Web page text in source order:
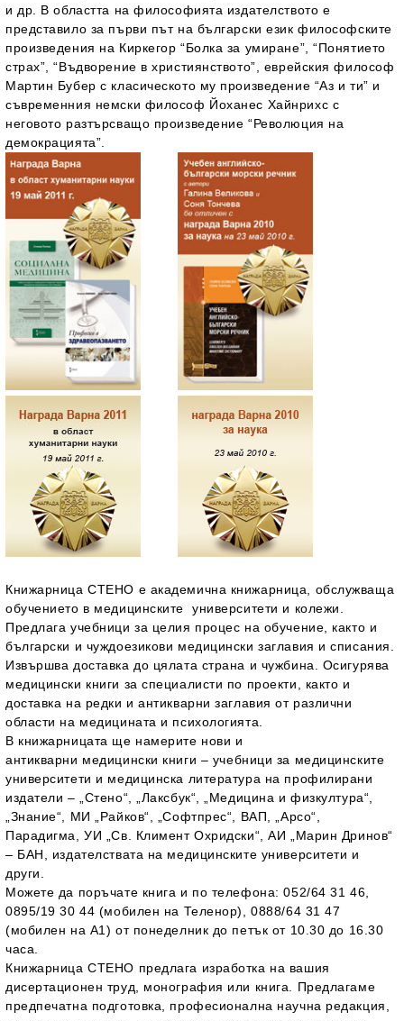
и др. В областта на философията издателството е
представило за първи път на български език философските
произведения на Киркегор “Болка за умиране”, “Понятието
страх”, “Въдворение в християнството”, еврейския философ
Мартин Бубер с класическото му произведение “Аз и ти” и
съвременния немски философ Йоханес Хайнрихс с
неговото разтърсващо произведение “Революция на
демокрацията”.
Книжарница СТЕНО е академична книжарница, обслужваща
обучението в медицинските университети и колежи.
Предлага учебници за целия процес на обучение, както и
български и чуждоезикови медицински заглавия и списания.
Извършва доставка до цялата страна и чужбина. Осигурява
медицински книги за специалисти по проекти, както и
доставка на редки и антикварни заглавия от различни
области на медицината и психологията.
В книжарницата ще намерите нови и
антикварни медицински книги – учебници за медицинските
университети и медицинска литература на профилирани
издатели – „Стено“, „Лаксбук“, „Медицина и физкултура“,
„Знание“, МИ „Райков“, „Софтпрес“, ВАП, „Арсо“,
Парадигма, УИ „Св. Климент Охридски“, АИ „Марин Дринов“
– БАН, издателствата на медицинските университети и
други.
Можете да поръчате книга и по телефона: 052/64 31 46,
0895/19 30 44 (мобилен на Теленор), 0888/64 31 47
(мобилен на A1) от понеделник до петък от 10.30 до 16.30
часа.
Книжарница СТЕНО предлага изработка на вашия
дисертационен труд, монография или книга. Предлагаме
предпечатна подготовка, професионална научна редакция,